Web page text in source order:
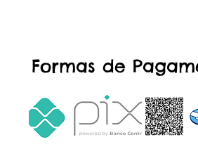
Formas de